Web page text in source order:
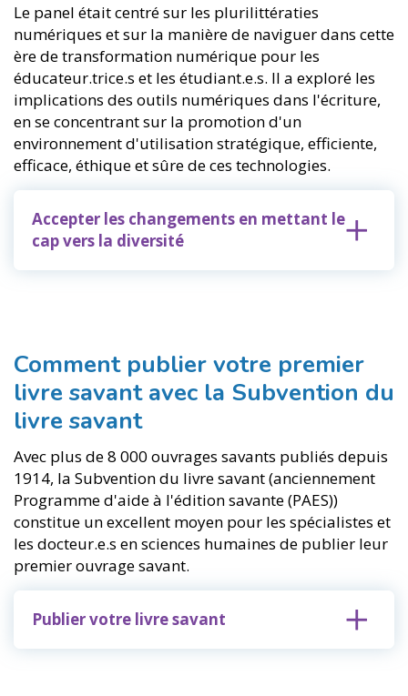
Le panel était centré sur les plurilittératies
numériques et sur la manière de naviguer dans cette
ère de transformation numérique pour les
éducateur.trice.s et les étudiant.e.s. Il a exploré les
implications des outils numériques dans l'écriture,
en se concentrant sur la promotion d'un
environnement d'utilisation stratégique, efficiente,
efficace, éthique et sûre de ces technologies.
Accepter les changements en mettant le
cap vers la diversité
Comment publier votre premier
livre savant avec la Subvention du
livre savant
Avec plus de 8 000 ouvrages savants publiés depuis
1914, la Subvention du livre savant (anciennement
Programme d'aide à l'édition savante (PAES))
constitue un excellent moyen pour les spécialistes et
les docteur.e.s en sciences humaines de publier leur
premier ouvrage savant.
Publier votre livre savant